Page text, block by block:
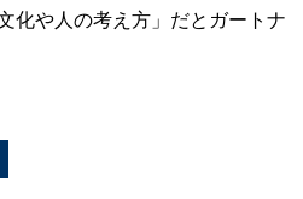
化や人の考え方」だとガートナ